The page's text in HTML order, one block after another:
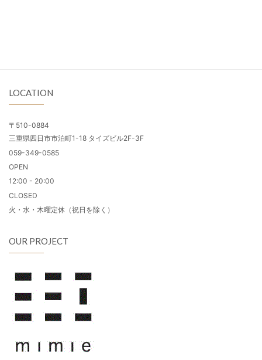
LOCATION
〒510-0884
三重県四日市市泊町1-18 タイズビル2F-3F
059-349-0585
OPEN
12:00 - 20:00
CLOSED
火・水・木曜定休（祝日を除く）
OUR PROJECT